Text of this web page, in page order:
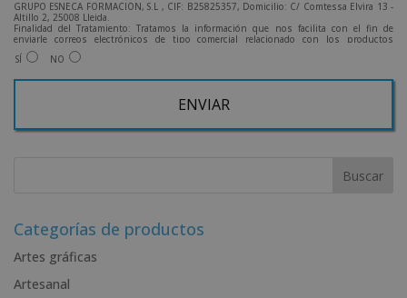
GRUPO ESNECA FORMACIÓN, S.L , CIF: B25825357, Domicilio: C/ Comtessa Elvira 13 -
Altillo 2, 25008 Lleida.
Finalidad del Tratamiento: Tratamos la información que nos facilita con el fin de
enviarle correos electrónicos de tipo comercial relacionado con los productos
ofrecidos y otros tipo de productos que fueran de su interés.
Legitimación del tratamiento: Consentimiento del interesado.
a la dirección admin@grupoesneca.com.
Desea recibir información comercial (vía telefónica y/o email):
SÍ NO
r
a
t
Categorías de productos
Artes gráficas
Artesanal